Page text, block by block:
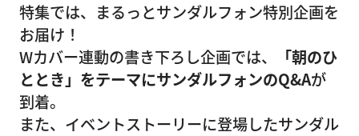
特集では、まるっとサンダルフォン特別企画を
お届け！
Wカバー連動の書き下ろし企画では、
「朝のひ
ととき」をテーマにサンダルフォンのQ&Aが
到着。
また、イベントストーリーに登場したサンダル